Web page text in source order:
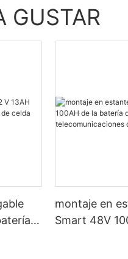
GUSTAR
montaje en
Smart 48V